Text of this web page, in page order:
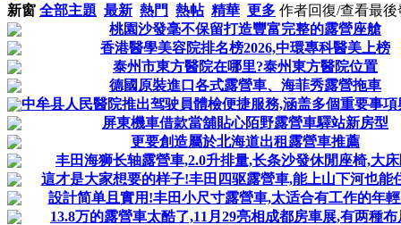
新窗 全部主題 最新 熱門 熱帖 精華 更多 作者回復/查看最後
桃園沙發毫不保留打造豐富完整的露營座艙
香港醫學美容院排名榜2026,中環專科醫美上榜
泰州市東方醫院在哪里?泰州東方醫院位置
德國原裝進口各式露營車、海菲秀露營拖車
中牟县人民醫院推出驾驶員體檢便捷服務,涵盖多個重要事
屏東機車借款當舖貼心陌野露營車驛站新房型
更要創造屬於北海道出租露營車推薦
丰田海狮长轴露營車,2.0升排量,长条沙發休閒座椅,大
這才是大家想要的样子!丰田四驱露營車,能上山下河也能
設計简单且實用!丰田小尺寸露營車,太适合有工作的年
13.8万的露營車太酷了,11月29亮相成都房車展,有两種